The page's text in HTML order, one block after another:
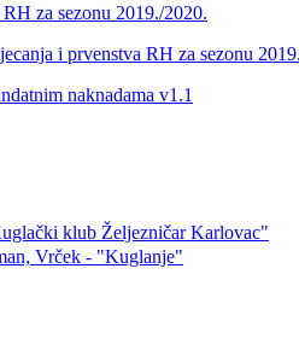
za sezonu 2019./2020.
i prvenstva RH za sezonu
naknadama v1.1
klub Željezničar Karlovac"
Vrček - "Kuglanje"